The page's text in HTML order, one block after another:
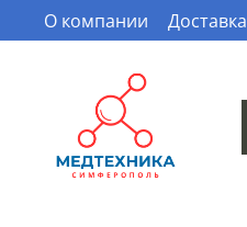
О компании Доставка